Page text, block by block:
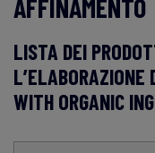
IT
AFFINAMENTO
LISTA DEI
L’ELABORAZIONE
WITH ORGANIC